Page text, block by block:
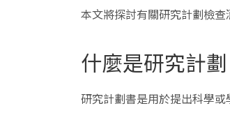
本文將探討有關研究計劃檢查
什麼是研究計
研究計劃書是用於提出科學